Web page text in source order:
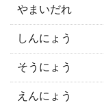
やまいだれ
しんにょう
そうにょう
えんにょう